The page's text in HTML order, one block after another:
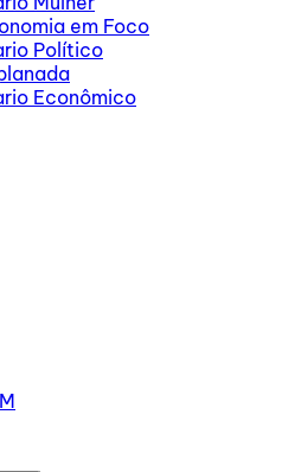
em Foco
Político
Econômico